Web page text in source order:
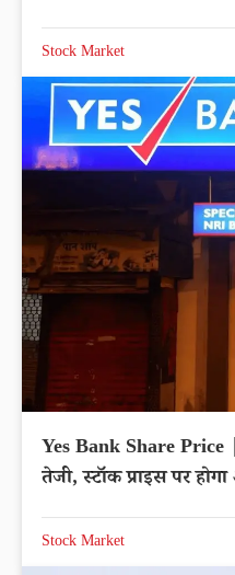
Stock Market
Yes Bank Share Price
तेजी, स्टॉक प्राइस पर
Stock Market